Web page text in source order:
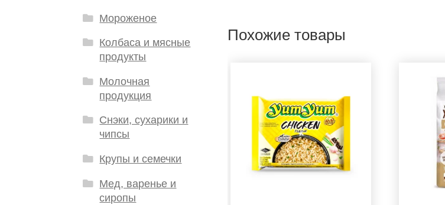
Похожие товары
Мороженое
Колбаса и мясные
продукты
Молочная
продукция
Снэки, сухарики и
чипсы
Крупы и семечки
Мед, варенье и
сиропы